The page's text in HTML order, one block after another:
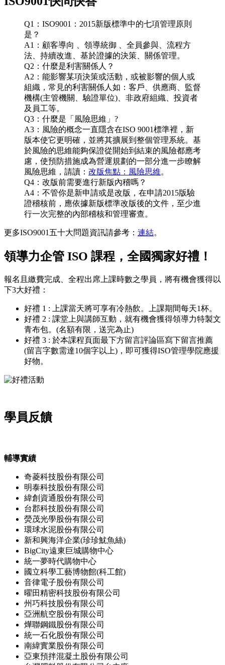
Q1：ISO9001：2015新版標準中的七項管理原則
是？
A1：顧客導向 、領導統御 、全員參與、流程方
法、持續改進、基於證據的決策、關係管理。
Q2：什麼是利害關係人？
A2：能影響某項決策或活動，或被影響的個人或
組織，常見的利害關係人如：客戶、供應商、監督
機構(主管機關、驗證單位)、非政府組織、投資者
及員工等。
Q3：什麼是「風險思維」?
A3：風險的概念一直隱含在ISO 9001標準裡，新
版本使它更明確，並將其擴展到整個管理系統。基
於風險的思維能夠保證從開始到結束的風險都應考
慮，使預防措施成為營運規劃的一部分進一步瞭解
風險思維，請讀： 改版焦點：風險思維。
Q4：改版前需要進行新版內稽嗎？
A4：不管你是新申請或是改版，在申請2015版驗
證稽核前，應依據新版標準改版後的文件，至少進
行一次完整的內部稽核和管理審查。
更多ISO9001五十大問題資訊請參考： 連結。
領導力企管 ISO 課程，全國獨家好禮！
報名且繳費完成、全程出席上課時數之學員，將有機會獲得以
下3大好禮：
好禮 1 : 上課當天將可享有冷熱飲。上課期間每天1杯。
好禮 2 : 課堂上與講師互動，就有機會獲得領導力特製文
青布包。(名額有限，送完為止)
好禮 3 : 於本課程頁面最下方留言評論區寫下留言推薦
(留言字數需達10個字以上)，即可獲得ISO管理學院應援
好物。
學員反饋
輔導實績
奇菱科技股份有限公司
明泰科技股份有限公司
緯創資通股份有限公司
台郡科技股份有限公司
熒茂光學股份有限公司
環球水泥股份有限公司
新和興海洋企業(珍珍魷魚絲)
BigCity遠東巨城購物中心
統一夢時代購物中心
國立科學工藝博物館(科工館)
音律電子股份有限公司
曜田精密科技股份有限公司
州巧科技股份有限公司
亞洲航空股份有限公司
燁聯鋼鐵股份有限公司
統一石化股份有限公司
南緯實業股份有限公司
亞東預拌混凝土股份有限公司